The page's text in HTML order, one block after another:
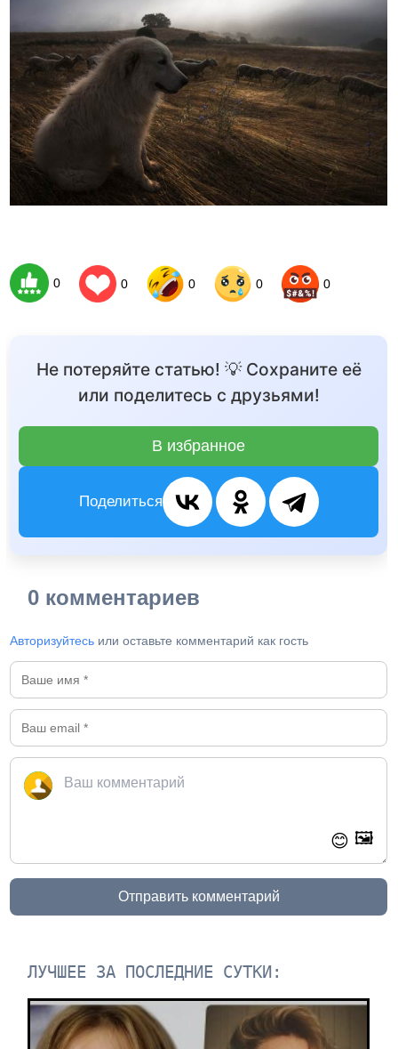
0 0 0 0 0
Не потеряйте статью! 💡 Сохраните её
или поделитесь с друзьями!
В избранное
Поделиться
0 комментариев
Авторизуйтесь или оставьте комментарий как гость
😊 🖼️
Отправить комментарий
ЛУЧШЕЕ ЗА ПОСЛЕДНИЕ СУТКИ: